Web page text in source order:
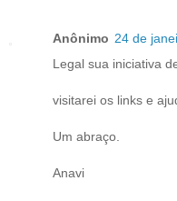
Anônimo 24 de
Legal sua iniciativa
visitarei os links e
Um abraço.
Anavi